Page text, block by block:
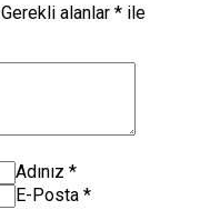
Gerekli alanlar * ile
Adınız *
E-Posta *